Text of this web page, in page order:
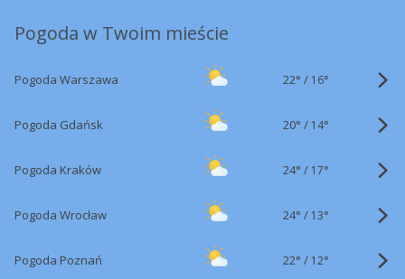
Pogoda w Twoim mieście
Pogoda Warszawa 22° / 16°
Pogoda Gdańsk 20° / 14°
Pogoda Kraków 24° / 17°
Pogoda Wrocław 24° / 13°
Pogoda Poznań 22° / 12°